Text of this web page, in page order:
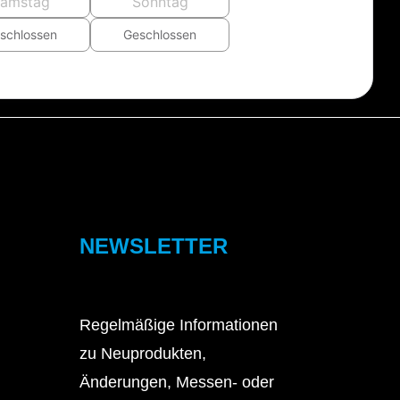
Geschlossen
NEWSLETTER
Regelmäßige Informationen
zu Neuprodukten,
Änderungen, Messen- oder